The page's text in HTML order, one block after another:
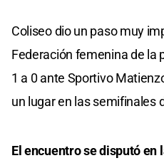
Coliseo dio un paso muy
Federación femenina de la
1 a 0 ante Sportivo
un lugar en las semifinales
El encuentro se disputó en